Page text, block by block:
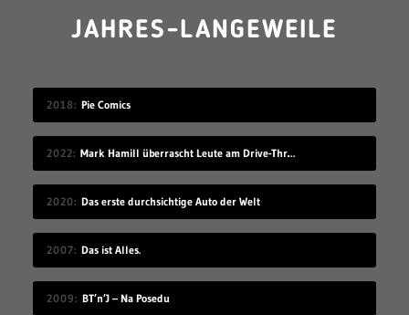
JAHRES-LANGEWEILE
2018 Pie Comics
2022 Mark Hamill überrascht Leute am Drive-Thru-Schalter
2020 Das erste durchsichtige Auto der Welt
2007 Das ist Alles.
2009 BT’n’J – Na Posedu